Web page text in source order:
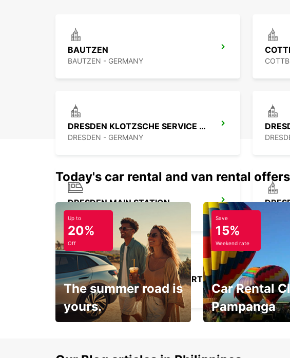
BAUTZEN
BAUTZEN - GERMANY
DRESDEN KLOTZSCHE SERVICE POINT
DRESDEN - GERMANY
DRESDEN MAIN STATION
DRESDEN - GERMANY
BERLIN BRANDENBURG AIRPORT
BERLIN - GERMANY
Today's car rental and van rental offers
Up to
20%
Off
The summer road is
yours.
Save
15%
Weekend rate
Car Rental
Pampanga
15%